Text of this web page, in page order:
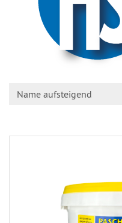
Name aufsteigend